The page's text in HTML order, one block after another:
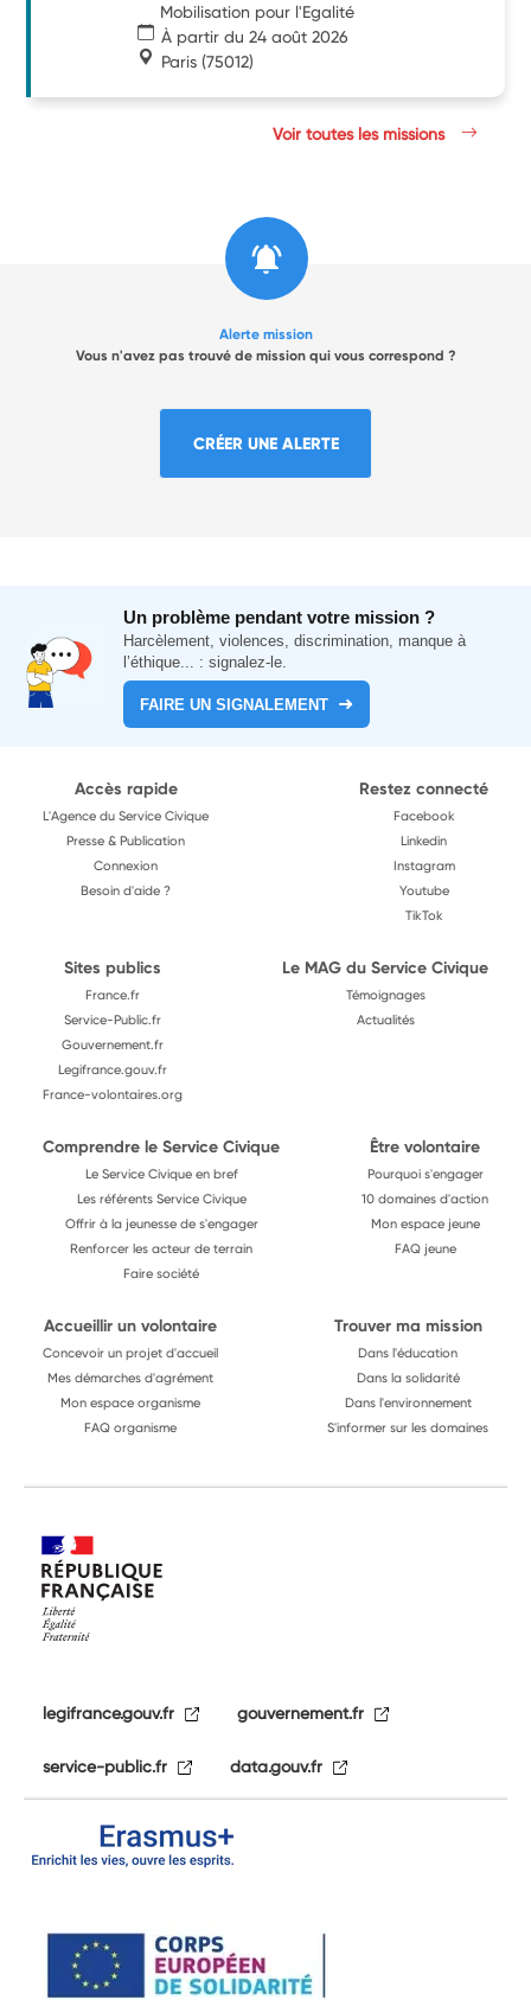
Mobilisation pour l'Egalité
À partir du 24 août 2026
Paris (75012)
Voir toutes les missions
Alerte mission
Vous n'avez pas trouvé de mission qui vous correspond ?
CRÉER UNE ALERTE
Un problème pendant votre mission ?
Harcèlement, violences, discrimination, manque à
l’éthique... : signalez-le.
FAIRE UN SIGNALEMENT
Accès rapide
L'Agence du Service Civique
Presse & Publication
Connexion
Besoin d'aide ?
Restez connecté
Facebook
Linkedin
Instagram
Youtube
TikTok
Sites publics
France.fr
Service-Public.fr
Gouvernement.fr
Legifrance.gouv.fr
France-volontaires.org
Le MAG du Service Civique
Témoignages
Actualités
Comprendre le Service Civique
Le Service Civique en bref
Les référents Service Civique
Offrir à la jeunesse de s'engager
Renforcer les acteur de terrain
Faire société
Être volontaire
Pourquoi s'engager
10 domaines d'action
Mon espace jeune
FAQ jeune
Accueillir un volontaire
Concevoir un projet d'accueil
Mes démarches d'agrément
Mon espace organisme
FAQ organisme
Trouver ma mission
Dans l'éducation
Dans la solidarité
Dans l'environnement
S'informer sur les domaines
legifrance.gouv.fr gouvernement.fr
service-public.fr data.gouv.fr